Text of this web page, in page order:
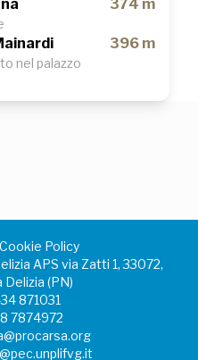
374 m
nel palazzo
396 m
Policy
APS via Zatti 1, 33072,
Delizia (PN)
871031
7874972